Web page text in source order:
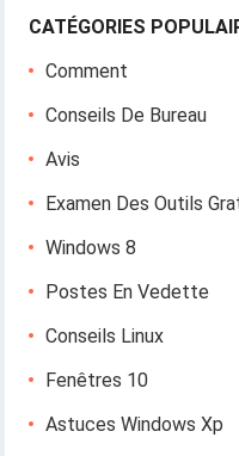
CATÉGORIES
Comment
Conseils De Bureau
Avis
Examen Des Outils
Windows 8
Postes En Vedette
Conseils Linux
Fenêtres 10
Astuces Windows Xp